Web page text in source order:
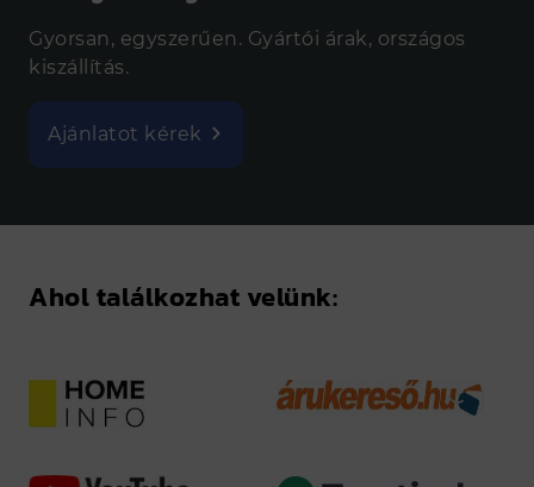
Gyorsan, egyszerűen. Gyártói árak, országos
kiszállítás.
Ajánlatot kérek
Ahol találkozhat velünk: